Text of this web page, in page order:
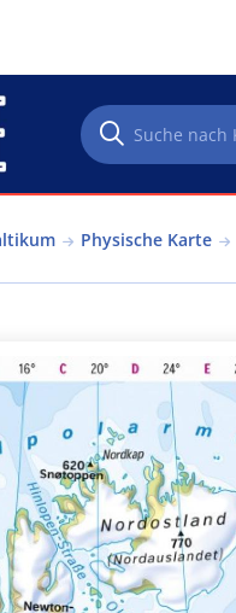
Physische Karte